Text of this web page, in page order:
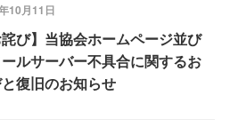
10月11日
詫び】当協会ホームページ並び
ルサーバー不具合に関するお
復旧のお知らせ